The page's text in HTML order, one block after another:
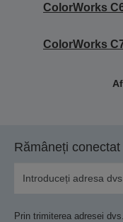
ColorWorks
ColorWorks
Rămâneți
Prin trimiterea adresei